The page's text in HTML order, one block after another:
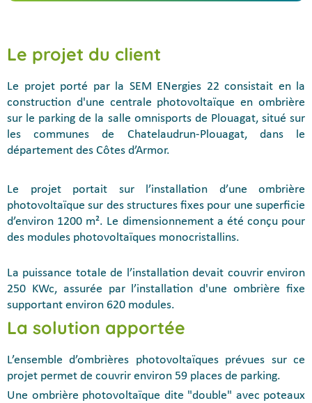
Le projet du client
Le projet porté par la SEM ENergies 22 consistait en la
construction d'une centrale photovoltaïque en ombrière
sur le parking de la salle omnisports de Plouagat, situé sur
les communes de Chatelaudrun-Plouagat, dans le
département des Côtes d’Armor.
Le projet portait sur l’installation d’une ombrière
photovoltaïque sur des structures fixes pour une superficie
d’environ 1200 m². Le dimensionnement a été conçu pour
des modules photovoltaïques monocristallins.
La puissance totale de l’installation devait couvrir environ
250 KWc, assurée par l’installation d'une ombrière fixe
supportant environ 620 modules.
La solution apportée
L’ensemble d’ombrières photovoltaïques prévues sur ce
projet permet de couvrir environ 59 places de parking.
Une ombrière photovoltaïque dite "double" avec poteaux